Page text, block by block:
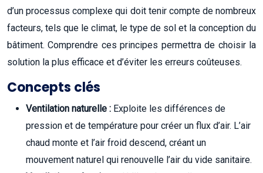
d’un processus complexe qui doit tenir compte de nombreux
facteurs, tels que le climat, le type de sol et la conception du
bâtiment. Comprendre ces principes permettra de choisir la
solution la plus efficace et d’éviter les erreurs coûteuses.
Concepts clés
Ventilation naturelle : Exploite les différences de
pression et de température pour créer un flux d’air. L’air
chaud monte et l’air froid descend, créant un
mouvement naturel qui renouvelle l’air du vide sanitaire.